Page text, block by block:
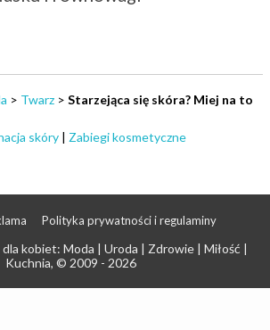
> Twarz > Starzejąca się skóra? Miej na to
skóry | Zabiegi kosmetyczne
Polityka prywatności i regulaminy
kobiet: Moda | Uroda | Zdrowie | Miłość |
Kuchnia, © 2009 - 2026